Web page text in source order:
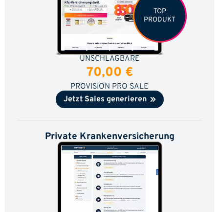
TOP
PRODUKT
UNSCHLAGBARE
70,00 €
PROVISION PRO SALE
Jetzt Sales generieren
Private Krankenversicherung